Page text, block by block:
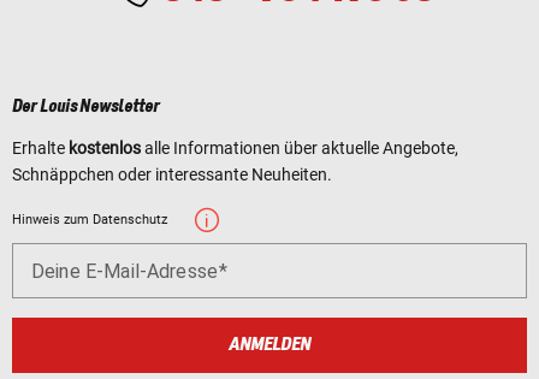
Der Louis Newsletter
Erhalte kostenlosalle Informationen über aktuelle Angebote,
Schnäppchen oder interessante Neuheiten.
Hinweis zum Datenschutz
Deine E-Mail-Adresse
ANMELDEN